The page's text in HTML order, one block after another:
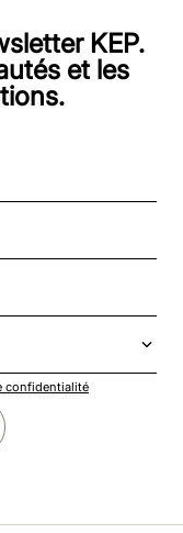
KEP.
et les
confidentialité